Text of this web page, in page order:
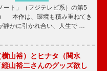
ト」（フジテレビ系）の第5
本作は、環境も積み重ねてき
静かに引かれ合い、人生で …
山裕）とヒナタ（関水
山裕二さんのグッズ欲し